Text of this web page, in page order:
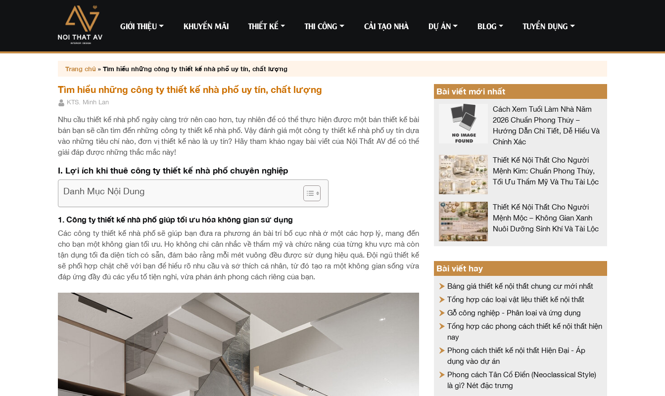
GIỚI THIỆU KHUYẾN MÃI THIẾT KẾ THI CÔNG CẢI TẠO NHÀ DỰ ÁN BLOG TUYỂN DỤNG
Trang chủ » Tìm hiểu những công ty thiết kế nhà phố uy tín, chất lượng
Tìm hiểu những công ty thiết kế nhà phố uy tín, chất lượng
KTS. Minh Lan
Nhu cầu thiết kế nhà phố ngày càng trở nên cao hơn, tuy nhiên để có thể thực hiện được một bản thiết kế bài
bản bạn sẽ cần tìm đến những công ty thiết kế nhà phố. Vậy đánh giá một công ty thiết kế nhà phố uy tín dựa
vào những tiêu chí nào, đơn vị thiết kế nào là uy tín? Hãy tham khảo ngay bài viết của Nội Thất AV để có thể
giải đáp được những thắc mắc này!
I. Lợi ích khi thuê công ty thiết kế nhà phố chuyên nghiệp
Danh Mục Nội Dung
1. Công ty thiết kế nhà phố giúp tối ưu hóa không gian sử dụng
Các công ty thiết kế nhà phố sẽ giúp bạn đưa ra phương án bài trí bố cục nhà ở một các hợp lý, mang đến
cho bạn một không gian tối ưu. Họ không chỉ cân nhắc về thẩm mỹ và chức năng của từng khu vực mà còn
tận dụng tối đa diện tích có sẵn, đảm bảo rằng mỗi mét vuông đều được sử dụng hiệu quả. Đội ngũ thiết kế
sẽ phối hợp chặt chẽ với bạn để hiểu rõ nhu cầu và sở thích cá nhân, từ đó tạo ra một không gian sống vừa
đáp ứng đầy đủ các yếu tố tiện nghi, vừa phản ánh phong cách riêng của bạn.
Bài viết mới nhất
Cách Xem Tuổi Làm Nhà Năm
2026 Chuẩn Phong Thủy –
Hướng Dẫn Chi Tiết, Dễ Hiểu Và
Chính Xác
Thiết Kế Nội Thất Cho Người
Mệnh Kim: Chuẩn Phong Thủy,
Tối Ưu Thẩm Mỹ Và Thu Tài Lộc
Thiết Kế Nội Thất Cho Người
Mệnh Mộc – Không Gian Xanh
Nuôi Dưỡng Sinh Khí Và Tài Lộc
Bài viết hay
Bảng giá thiết kế nội thất chung cư mới nhất
Tổng hợp các loại vật liệu thiết kế nội thất
Gỗ công nghiệp - Phân loại và ứng dụng
Tổng hợp các phong cách thiết kế nội thất hiện
nay
Phong cách thiết kế nội thất Hiện Đại - Áp
dụng vào dự án
Phong cách Tân Cổ Điển (Neoclassical Style)
là gì? Nét đặc trưng